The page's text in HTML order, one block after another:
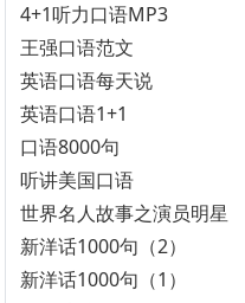
4+1听力口语MP3
王强口语范文
英语口语每天说
英语口语1+1
口语8000句
听讲美国口语
世界名人故事之演员明星
新洋话1000句（2）
新洋话1000句（1）